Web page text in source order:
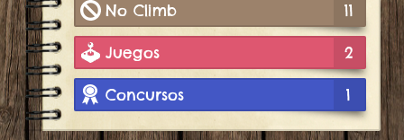
No Climb 11
Juegos 2
Concursos 1